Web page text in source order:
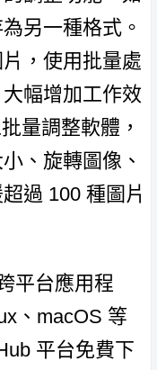
另一種格式。
，使用批量處
幅增加工作效
量調整軟體，
、旋轉圖像、
過 100 種圖片
平台應用程
、macOS 等
平台免費下